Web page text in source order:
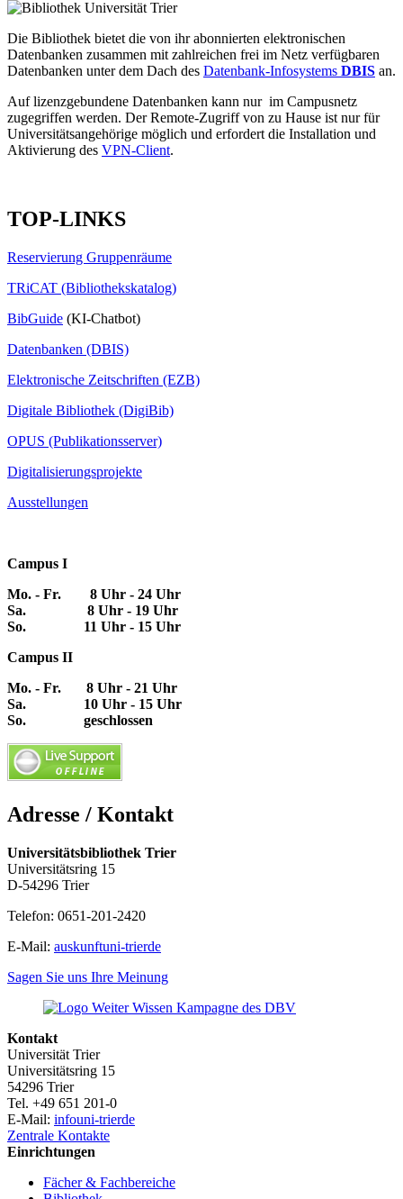
Die Bibliothek bietet die von ihr abonnierten elektronischen
Datenbanken zusammen mit zahlreichen frei im Netz verfügbaren
Datenbanken unter dem Dach des Datenbank-Infosystems DBIS an.
Auf lizenzgebundene Datenbanken kann nur im Campusnetz
zugegriffen werden. Der Remote-Zugriff von zu Hause ist nur für
Universitätsangehörige möglich und erfordert die Installation und
Aktivierung des VPN-Client.
TOP-LINKS
Reservierung Gruppenräume
TRiCAT (Bibliothekskatalog)
BibGuide (KI-Chatbot)
Datenbanken (DBIS)
Elektronische Zeitschriften (EZB)
Digitale Bibliothek (DigiBib)
OPUS (Publikationsserver)
Digitalisierungsprojekte
Ausstellungen
Campus I
Mo. - Fr. 8 Uhr - 24 Uhr
Sa. 8 Uhr - 19 Uhr
So. 11 Uhr - 15 Uhr
Campus II
Mo. - Fr. 8 Uhr - 21 Uhr
Sa. 10 Uhr - 15 Uhr
So. geschlossen
Adresse / Kontakt
Universitätsbibliothek Trier
Universitätsring 15
D-54296 Trier
Telefon: 0651-201-2420
E-Mail: auskunftuni-trierde
Sagen Sie uns Ihre Meinung
Kontakt
Universität Trier
Universitätsring 15
54296 Trier
Tel. +49 651 201-0
E-Mail: infouni-trierde
Zentrale Kontakte
Einrichtungen
Fächer & Fachbereiche